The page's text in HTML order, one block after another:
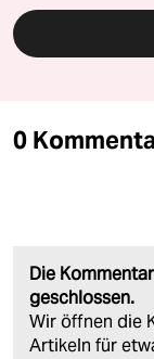
0
Die
geschlossen.
Wir öffnen die
Artikeln für